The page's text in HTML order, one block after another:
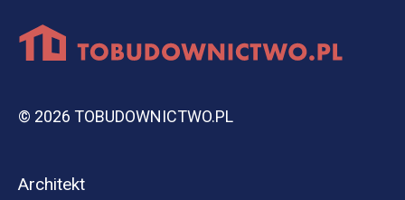
© 2026 TOBUDOWNICTWO.PL
Architekt